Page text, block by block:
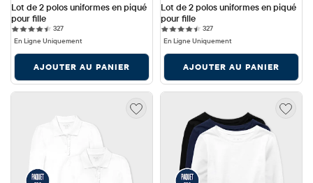
Lot de 2 polos uniformes en piqué
pour fille
327327 reviews
En Ligne Uniquement
AJOUTER AU PANIER
Lot de 2 polos uniformes en piqué
pour fille
327327 reviews
En Ligne Uniquement
AJOUTER AU PANIER